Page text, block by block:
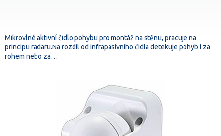
Mikrovlné aktivní čidlo pohybu pro montáž na stěnu, pracuje na
principu radaru.Na rozdíl od infrapasivního čidla detekuje pohyb i za
rohem nebo za…